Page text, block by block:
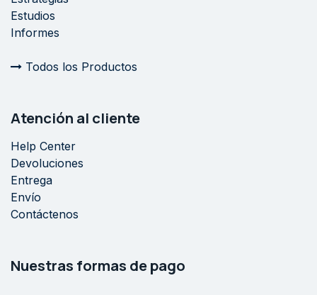
Estudios
Informes
Todos los Productos
Atención al cliente
Help Center
Devoluciones
Entrega
Envío
Contáctenos
Nuestras formas de pago